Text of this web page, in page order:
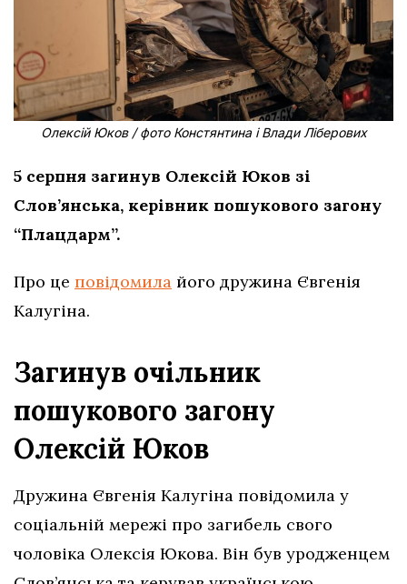
Олексій Юков / фото Констянтина і Влади Ліберових
5 серпня загинув Олексій Юков зі
Слов’янська, керівник пошукового загону
“Плацдарм”.
Про це повідомила його дружина Євгенія
Калугіна.
Загинув очільник
пошукового загону
Олексій Юков
Дружина Євгенія Калугіна повідомила у
соціальній мережі про загибель свого
чоловіка Олексія Юкова. Він був уродженцем